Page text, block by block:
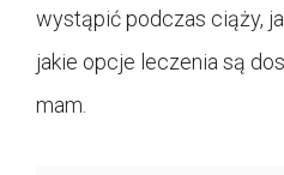
wystąpić podczas ciąży,
jakie opcje leczenia są
mam.